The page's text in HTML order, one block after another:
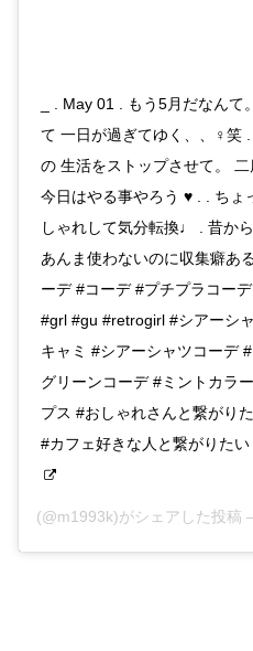
_ . May 01 . もう5月だなん
て 一日が過ぎてゆく、、‍♀️
の 生活をストップさせて。
今日はやる事やろう ♥ . . ちょ
しゃれして気分転換♩ . 昔か
あんま使わないのに収集癖あ
ーデ #コーデ #プチプラコー
#grl #gu #retrogirl #シアーシ
キャミ #シアーシャツコーデ
グリーンコーデ #ミントカラ
プス #おしゃれさんと繋がり
#カフェ好きな人と繋がりた
(@m1993k)がシェアした投稿